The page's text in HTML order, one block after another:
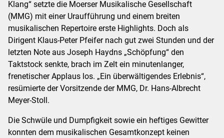
Klang“ setzte die Moerser Musikalische Gesellschaft
(MMG) mit einer Uraufführung und einem breiten
musikalischen Repertoire erste Highlights. Doch als
Dirigent Klaus-Peter Pfeifer nach gut zwei Stunden und der
letzten Note aus Joseph Haydns „Schöpfung“ den
Taktstock senkte, brach im Zelt ein minutenlanger,
frenetischer Applaus los. „Ein überwältigendes Erlebnis“,
resümierte der Vorsitzende der MMG, Dr. Hans-Albrecht
Meyer-Stoll.
Die Schwüle und Dumpfigkeit sowie ein heftiges Gewitter
konnten dem musikalischen Gesamtkonzept keinen